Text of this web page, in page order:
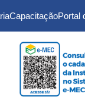
CapacitaçãoPortal